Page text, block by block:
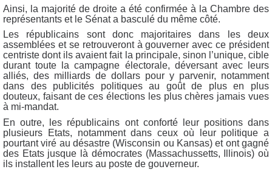
Ainsi, la majorité de droite a été confirmée à la Chambre des
représentants et le Sénat a basculé du même côté.
Les républicains sont donc majoritaires dans les deux
assemblées et se retrouveront à gouverner avec ce président
centriste dont ils avaient fait la principale, sinon l’unique, cible
durant toute la campagne électorale, déversant avec leurs
alliés, des milliards de dollars pour y parvenir, notamment
dans des publicités politiques au goût de plus en plus
douteux, faisant de ces élections les plus chères jamais vues
à mi-mandat.
En outre, les républicains ont conforté leur positions dans
plusieurs Etats, notamment dans ceux où leur politique a
pourtant viré au désastre (Wisconsin ou Kansas) et ont gagné
des Etats jusque là démocrates (Massachussetts, Illinois) où
ils installent les leurs au poste de gouverneur.